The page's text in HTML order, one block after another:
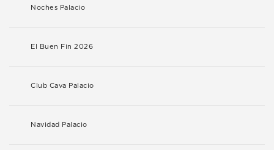
Noches Palacio
El Buen Fin 2026
Club Cava Palacio
Navidad Palacio